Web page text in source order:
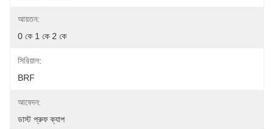
আয়তন:
0 কে 1 কে 2 কে
সিরিয়াল:
BRF
আবেদন:
ডাস্ট প্রুফ ক্যাপ